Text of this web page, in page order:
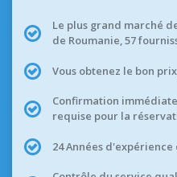
Le plus grand marché
de Roumanie, 57
Vous obtenez le bon
Confirmation
requise pour la
24 Années